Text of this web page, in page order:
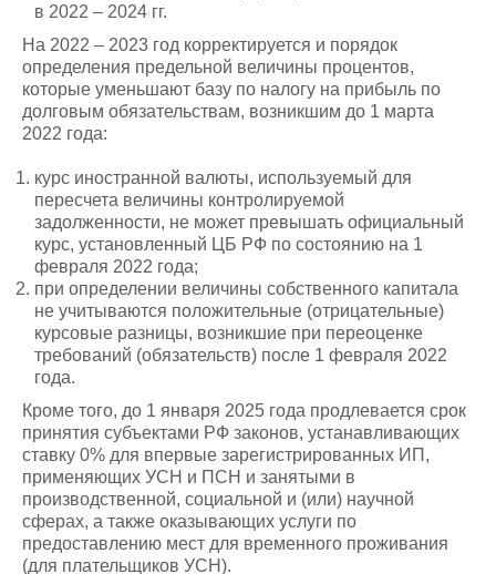
в 2022 – 2024 гг.
На 2022 – 2023 год корректируется и порядок
определения предельной величины процентов,
которые уменьшают базу по налогу на прибыль по
долговым обязательствам, возникшим до 1 марта
2022 года:
курс иностранной валюты, используемый для
пересчета величины контролируемой
задолженности, не может превышать официальный
курс, установленный ЦБ РФ по состоянию на 1
февраля 2022 года;
при определении величины собственного капитала
не учитываются положительные (отрицательные)
курсовые разницы, возникшие при переоценке
требований (обязательств) после 1 февраля 2022
года.
Кроме того, до 1 января 2025 года продлевается срок
принятия субъектами РФ законов, устанавливающих
ставку 0% для впервые зарегистрированных ИП,
применяющих УСН и ПСН и занятыми в
производственной, социальной и (или) научной
сферах, а также оказывающих услуги по
предоставлению мест для временного проживания
(для плательщиков УСН).